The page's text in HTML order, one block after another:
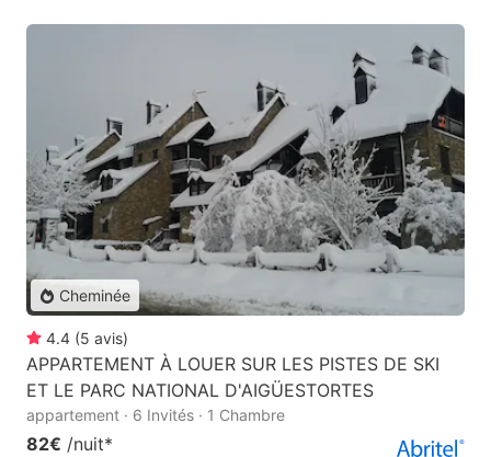
Cheminée
4.4 (5 avis)
APPARTEMENT À LOUER SUR LES PISTES DE SKI
ET LE PARC NATIONAL D'AIGÜESTORTES
appartement · 6 Invités · 1 Chambre
82€ /nuit*